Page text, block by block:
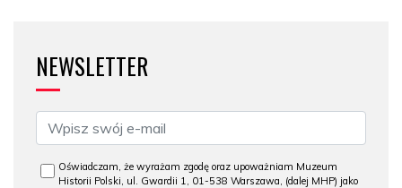
NEWSLETTER
Oświadczam, że wyrażam zgodę oraz upoważniam Muzeum
Historii Polski, ul. Gwardii 1, 01-538 Warszawa, (dalej MHP) jako